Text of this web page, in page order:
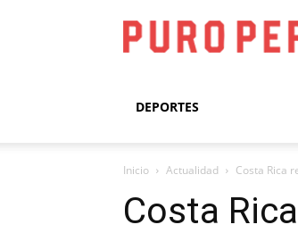
DEPORTES
Inicio Actualidad Costa Rica
Costa